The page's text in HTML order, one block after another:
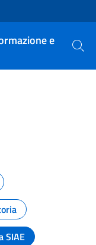
e
Cerca
SIAE